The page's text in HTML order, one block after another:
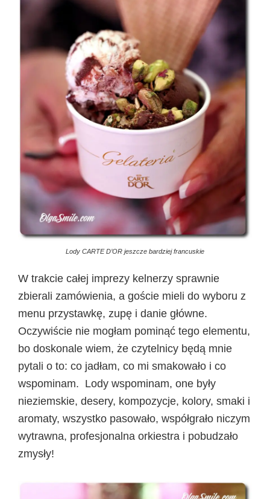
Lody CARTE D’OR jeszcze bardziej francuskie
W trakcie całej imprezy kelnerzy sprawnie
zbierali zamówienia, a goście mieli do wyboru z
menu przystawkę, zupę i danie główne.
Oczywiście nie mogłam pominąć tego elementu,
bo doskonale wiem, że czytelnicy będą mnie
pytali o to: co jadłam, co mi smakowało i co
wspominam. Lody wspominam, one były
nieziemskie, desery, kompozycje, kolory, smaki i
aromaty, wszystko pasowało, współgrało niczym
wytrawna, profesjonalna orkiestra i pobudzało
zmysły!